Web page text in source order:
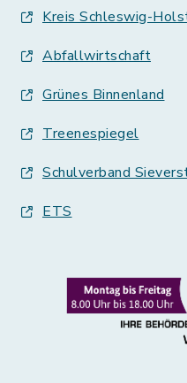
Kreis Schleswig-
Abfallwirtschaft
Grünes Binnenland
Treenespiegel
Schulverband
ETS